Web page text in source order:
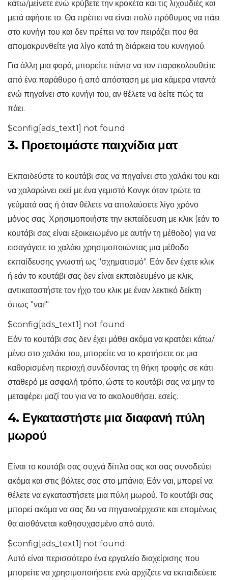
κάτω/μείνετε ενώ κρύβετε την κροκέτα και τις λιχουδιές και
μετά αφήστε το. Θα πρέπει να είναι πολύ πρόθυμος να πάει
στο κυνήγι του και δεν πρέπει να τον πειράζει που θα
απομακρυνθείτε για λίγο κατά τη διάρκεια του κυνηγιού.
Για άλλη μια φορά, μπορείτε πάντα να τον παρακολουθείτε
από ένα παράθυρο ή από απόσταση με μια κάμερα νταντά
ενώ πηγαίνει στο κυνήγι του, αν θέλετε να δείτε πώς τα
πάει.
$config[ads_text1] not found
3. Προετοιμάστε παιχνίδια ματ
Εκπαιδεύστε το κουτάβι σας να πηγαίνει στο χαλάκι του και
να χαλαρώνει εκεί με ένα γεμιστό Κονγκ όταν τρώτε τα
γεύματά σας ή όταν θέλετε να απολαύσετε λίγο χρόνο
μόνος σας. Χρησιμοποιήστε την εκπαίδευση με κλικ (εάν το
κουτάβι σας είναι εξοικειωμένο με αυτήν τη μέθοδο) για να
εισαγάγετε το χαλάκι χρησιμοποιώντας μια μέθοδο
εκπαίδευσης γνωστή ως "σχηματισμό". Εάν δεν έχετε κλικ
ή εάν το κουτάβι σας δεν είναι εκπαιδευμένο με κλικ,
αντικαταστήστε τον ήχο του κλικ με έναν λεκτικό δείκτη
όπως "ναι!"
$config[ads_text1] not found
Εάν το κουτάβι σας δεν έχει μάθει ακόμα να κρατάει κάτω/
μένει στο χαλάκι του, μπορείτε να το κρατήσετε σε μια
καθορισμένη περιοχή συνδέοντας τη θήκη τροφής σε κάτι
σταθερό με ασφαλή τρόπο, ώστε το κουτάβι σας να μην το
μεταφέρει μαζί του για να το ακολουθήσει. εσείς.
4. Εγκαταστήστε μια διαφανή πύλη
μωρού
Είναι το κουτάβι σας συχνά δίπλα σας και σας συνοδεύει
ακόμα και στις βόλτες σας στο μπάνιο; Εάν ναι, μπορεί να
θέλετε να εγκαταστήσετε μια πύλη μωρού. Το κουτάβι σας
μπορεί ακόμα να σας δει να πηγαινοέρχεστε και επομένως
θα αισθάνεται καθησυχασμένο από αυτό.
$config[ads_text1] not found
Αυτό είναι περισσότερο ένα εργαλείο διαχείρισης που
μπορείτε να χρησιμοποιήσετε ενώ αρχίζετε να εκπαιδεύετε